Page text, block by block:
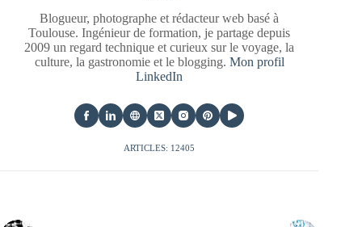
Blogueur, photographe et rédacteur web basé à
Toulouse. Ingénieur de formation, je partage depuis
2009 un regard technique et curieux sur le voyage, la
culture, la gastronomie et le blogging. Mon profil
LinkedIn
ARTICLES: 12405